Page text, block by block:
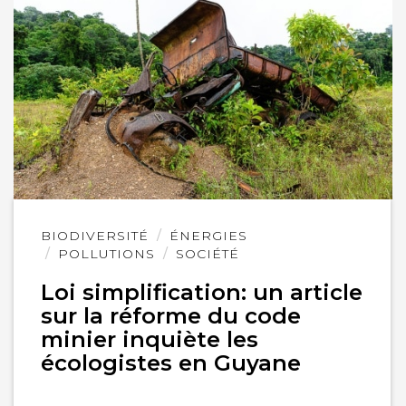
BIODIVERSITÉ
ÉNERGIES
POLLUTIONS
SOCIÉTÉ
Loi simplification: un article
sur la réforme du code
minier inquiète les
écologistes en Guyane
Lire
l'article